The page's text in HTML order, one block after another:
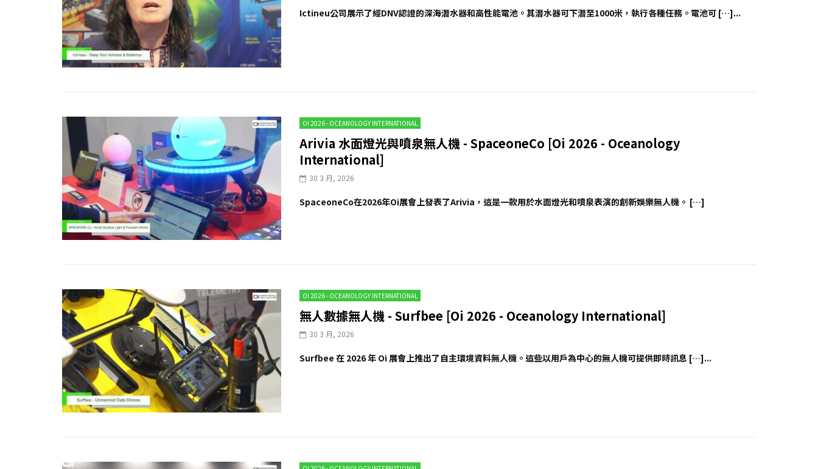
Ictineu公司展示了經DNV認證的深海潛水器和高性能電池。其潛水器可下潛至1000米，執行各種任務。電池可 […]...
OI 2026 - OCEANOLOGY INTERNATIONAL
Arivia 水面燈光與噴泉無人機 - SpaceoneCo [Oi 2026 - Oceanology
International]
30 3 月, 2026
SpaceoneCo在2026年Oi展會上發表了Arivia，這是一款用於水面燈光和噴泉表演的創新娛樂無人機。 […]
OI 2026 - OCEANOLOGY INTERNATIONAL
無人數據無人機 - Surfbee [Oi 2026 - Oceanology International]
30 3 月, 2026
Surfbee 在 2026 年 Oi 展會上推出了自主環境資料無人機。這些以用戶為中心的無人機可提供即時訊息 […]...